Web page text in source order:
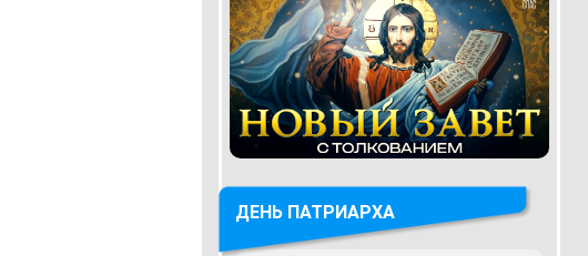
ДЕНЬ ПАТРИАРХА